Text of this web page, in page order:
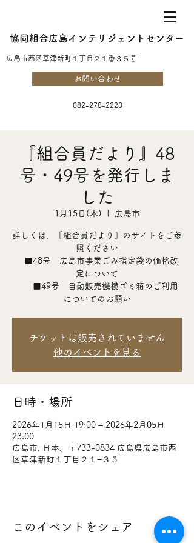
協同組合広島インテリジェントセンター
​広島市西区草津新町１丁目２１番３５号
お問い合わせ
082-278-2220
『組合員だより』48
号・49号を発行しま
した
1月15日(木) 広島市
詳しくは、『組合員だより』のサイトをご参
照ください
■48号 広島市事業ごみ指定袋の価格改
定について
■49号 自動販売機横ゴミ箱のご利用
についてのお願い
チケットは販売されていません
他のイベントを見る
日時・場所
2026年1月15日 19:00 – 2026年2月05日
23:00
広島市, 日本、〒733-0834 広島県広島市西
区草津新町１丁目２１−３５
このイベントをシェア